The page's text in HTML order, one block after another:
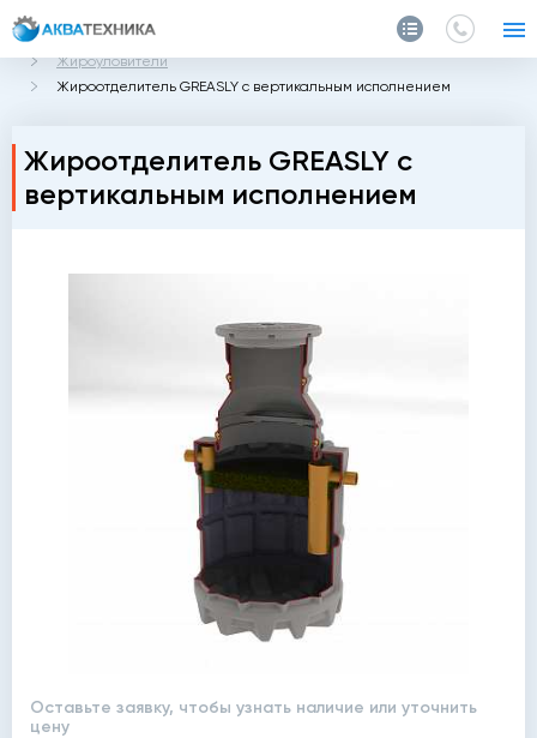
Главная Каталог
Очистные сооружения для автомойки
Жироуловители
Жироотделитель GREASLY с вертикальным исполнением
Жироотделитель GREASLY с
вертикальным исполнением
Оставьте заявку, чтобы узнать наличие или уточнить
цену